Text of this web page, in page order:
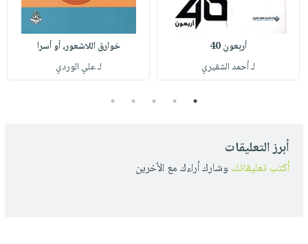
أربعون 40
لـ أحمد الشقيري
خوارق اللاشعور، أو أسرا
لـ علي الوردي
1
2
3
4
5
أبرز التعليقات
أكتب تعليقاتك وشارك أراءك مع الأخرين